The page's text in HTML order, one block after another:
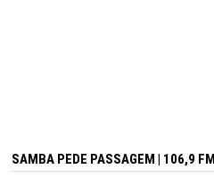
SAMBA PEDE PASSAGEM | 106,9 FM